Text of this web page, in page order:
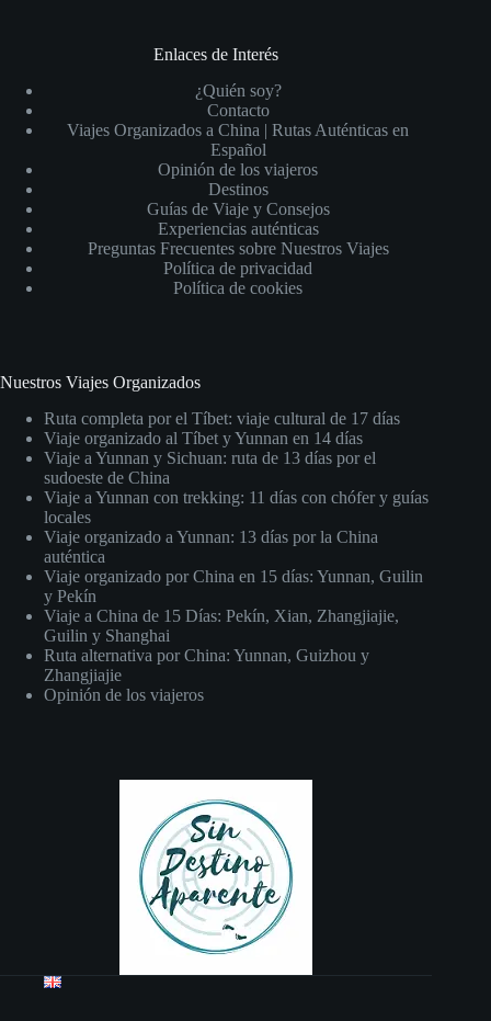
Enlaces de Interés
¿Quién soy?
Contacto
Viajes Organizados a China | Rutas Auténticas en
Español
Opinión de los viajeros
Destinos
Guías de Viaje y Consejos
Experiencias auténticas
Preguntas Frecuentes sobre Nuestros Viajes
Política de privacidad
Política de cookies
Nuestros Viajes Organizados
Ruta completa por el Tíbet: viaje cultural de 17 días
Viaje organizado al Tíbet y Yunnan en 14 días
Viaje a Yunnan y Sichuan: ruta de 13 días por el
sudoeste de China
Viaje a Yunnan con trekking: 11 días con chófer y guías
locales
Viaje organizado a Yunnan: 13 días por la China
auténtica
Viaje organizado por China en 15 días: Yunnan, Guilin
y Pekín
Viaje a China de 15 Días: Pekín, Xian, Zhangjiajie,
Guilin y Shanghai
Ruta alternativa por China: Yunnan, Guizhou y
Zhangjiajie
Opinión de los viajeros